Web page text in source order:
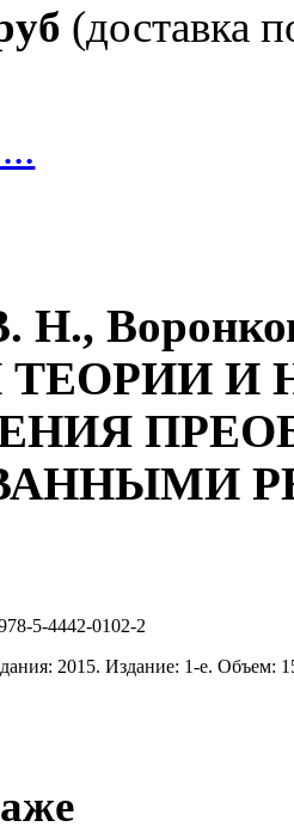
(доставка
Н.,
И
5-4442-0102-2
2015. Издание: 1-е. Объем: